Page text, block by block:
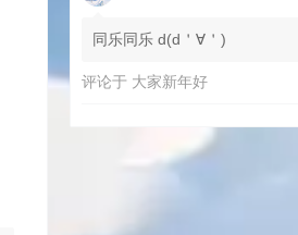
同乐同乐 d(d＇∀＇)
评论于 大家新年好